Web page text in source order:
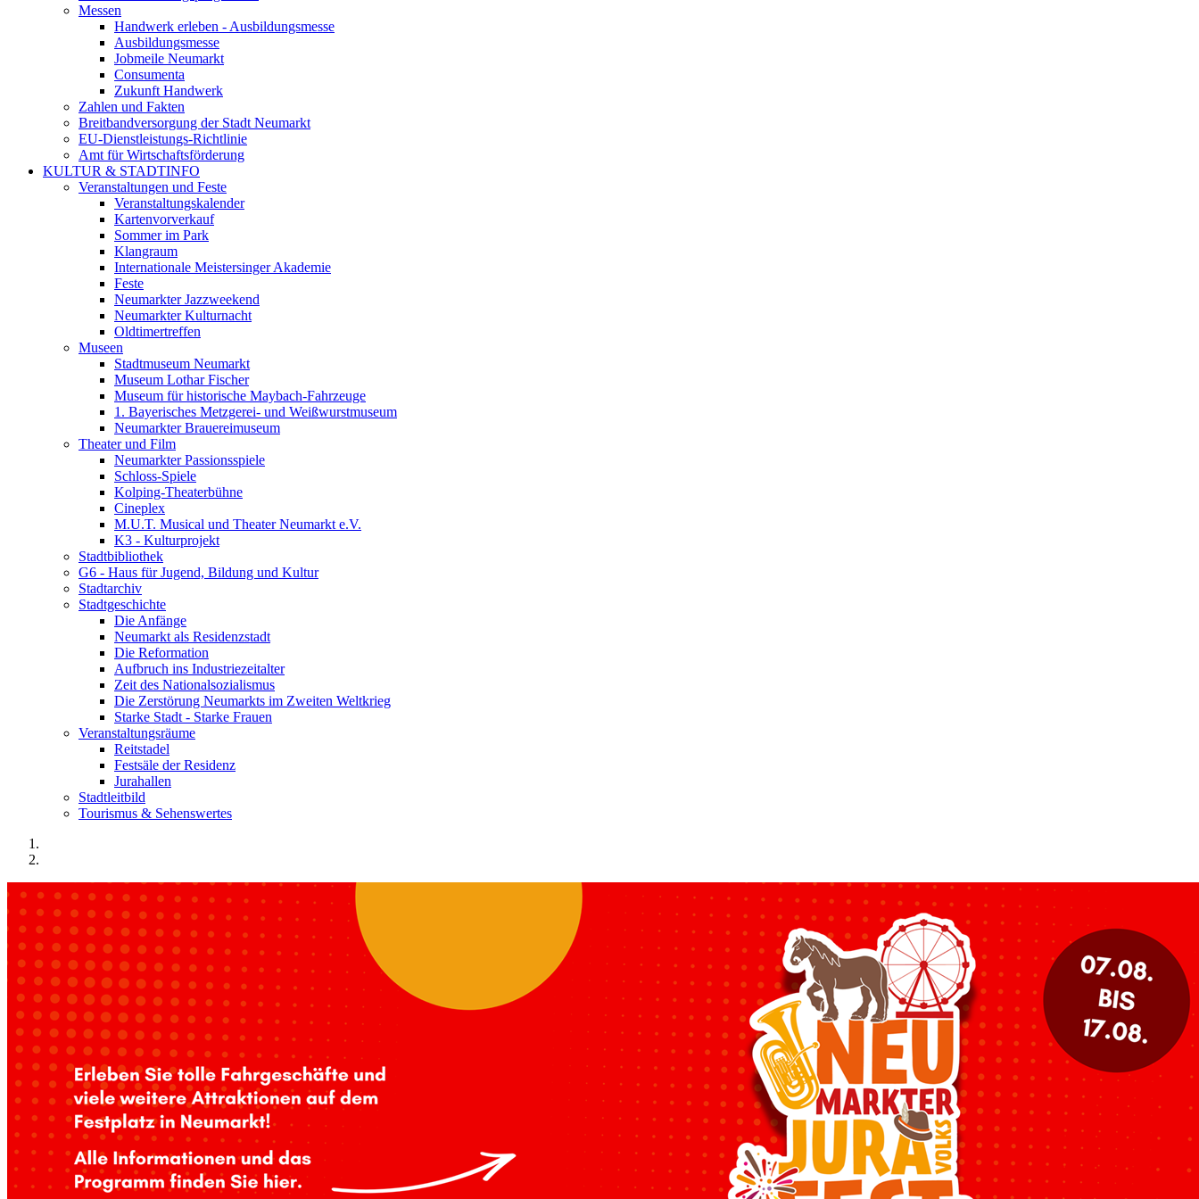
Messen
Handwerk erleben - Ausbildungsmesse
Ausbildungsmesse
Jobmeile Neumarkt
Consumenta
Zukunft Handwerk
Zahlen und Fakten
Breitbandversorgung der Stadt Neumarkt
EU-Dienstleistungs-Richtlinie
Amt für Wirtschaftsförderung
KULTUR & STADTINFO
Veranstaltungen und Feste
Veranstaltungskalender
Kartenvorverkauf
Sommer im Park
Klangraum
Internationale Meistersinger Akademie
Feste
Neumarkter Jazzweekend
Neumarkter Kulturnacht
Oldtimertreffen
Museen
Stadtmuseum Neumarkt
Museum Lothar Fischer
Museum für historische Maybach-Fahrzeuge
1. Bayerisches Metzgerei- und Weißwurstmuseum
Neumarkter Brauereimuseum
Theater und Film
Neumarkter Passionsspiele
Schloss-Spiele
Kolping-Theaterbühne
Cineplex
M.U.T. Musical und Theater Neumarkt e.V.
K3 - Kulturprojekt
Stadtbibliothek
G6 - Haus für Jugend, Bildung und Kultur
Stadtarchiv
Stadtgeschichte
Die Anfänge
Neumarkt als Residenzstadt
Die Reformation
Aufbruch ins Industriezeitalter
Zeit des Nationalsozialismus
Die Zerstörung Neumarkts im Zweiten Weltkrieg
Starke Stadt - Starke Frauen
Veranstaltungsräume
Reitstadel
Festsäle der Residenz
Jurahallen
Stadtleitbild
Tourismus & Sehenswertes